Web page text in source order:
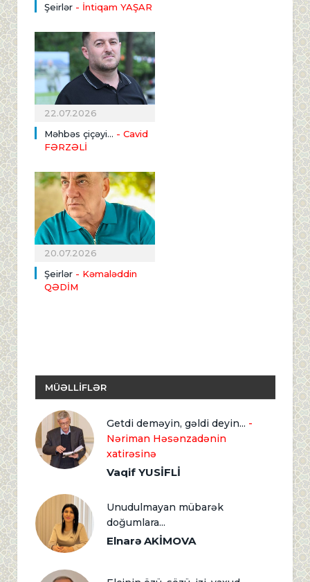
Şeirlər - İntiqam YAŞAR
22.07.2026
Məhbəs çiçəyi... - Cavid
FƏRZƏLİ
20.07.2026
Şeirlər - Kəmaləddin
QƏDİM
MÜƏLLİFLƏR
Getdi deməyin, gəldi deyin... -
Nəriman Həsənzadənin
xatirəsinə
Vaqif YUSİFLİ
Unudulmayan mübarək
doğumlara...
Elnarə AKİMOVA